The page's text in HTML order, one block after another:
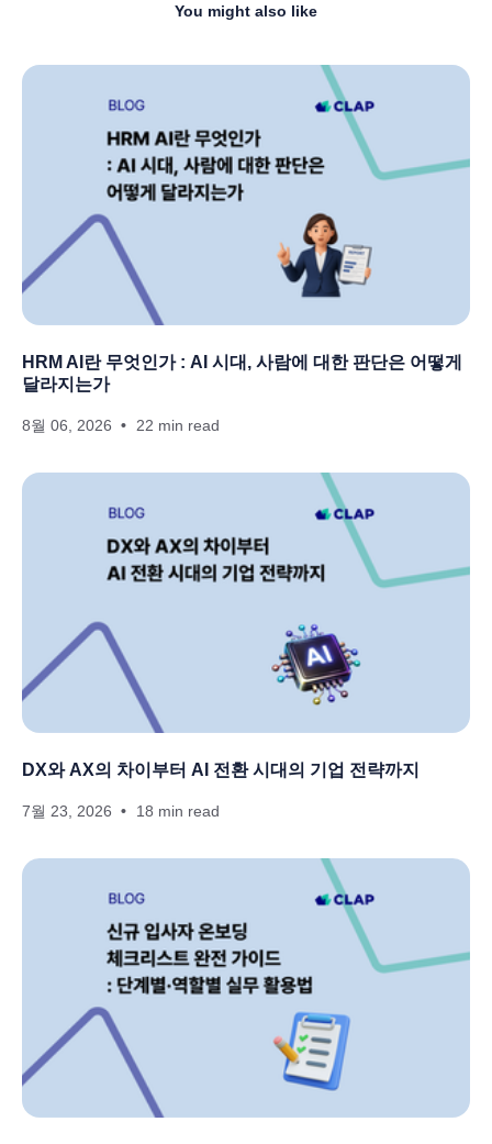
You might also like
HRM AI란 무엇인가 : AI 시대, 사람에 대한 판단은 어떻게
달라지는가
8월 06, 2026 22 min read
DX와 AX의 차이부터 AI 전환 시대의 기업 전략까지
7월 23, 2026 18 min read